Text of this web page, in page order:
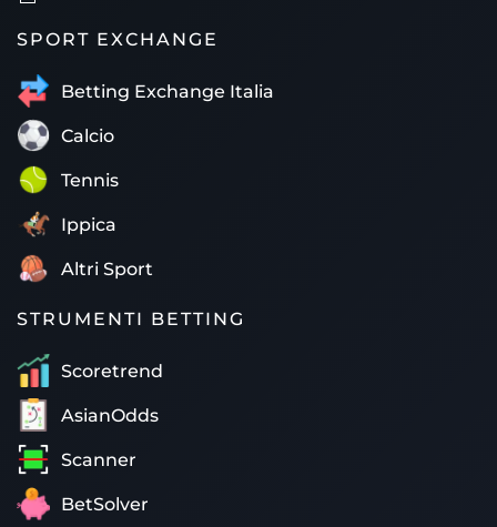
SPORT EXCHANGE
Betting Exchange Italia
Calcio
Tennis
Ippica
Altri Sport
STRUMENTI BETTING
Scoretrend
AsianOdds
Scanner
BetSolver